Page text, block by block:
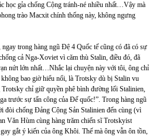
học gỉa chống Cộng tránh-né nhiều nhất…Vậy mà
trào Macxit chính thống này, không ngưng
trong hàng ngũ Đệ 4 Quốc tế cũng có đã có sự
cả Nga-Xoviet vì căm thù Stalin, điều đó, đã
nứt lớn nhất…Nhắc lại chuyện này với tôi, ông chỉ
bao giờ hiểu nổi, là Trotsky dù bị Stalin vu
chỉ giữ quyền phê bình đường lối Stalinien,
trước sự tấn công của Đế quốc!”. Trong hàng ngũ
đòi chống Đảng Cộng Sản Stalinien đến cùng (vì
Văn Hùm cùng hàng trăm chiến sĩ Trotskyist
gắt ý kiến của ông Khôi. Thế mà ông vẫn ôn tồn,